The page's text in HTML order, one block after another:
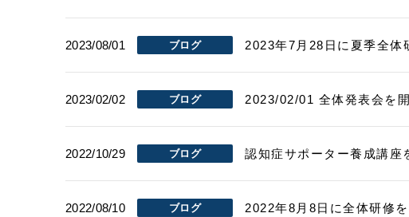
2023/08/01 ブログ 2023年7月28日に夏季全体
2023/02/02 ブログ 2023/02/01 全体発表会を
2022/10/29 ブログ 認知症サポーター養成講座
2022/08/10 ブログ 2022年8月8日に全体研修を